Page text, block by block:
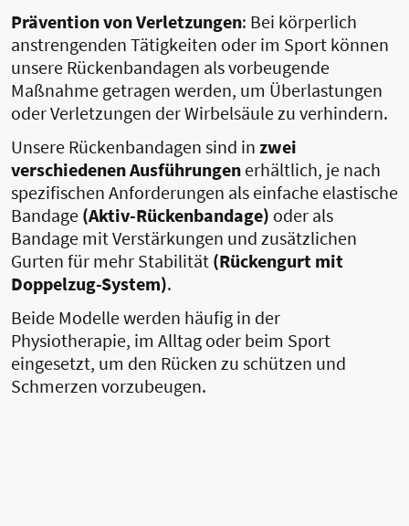
Prävention von Verletzungen: Bei körperlich
anstrengenden Tätigkeiten oder im Sport können
unsere Rückenbandagen als vorbeugende
Maßnahme getragen werden, um Überlastungen
oder Verletzungen der Wirbelsäule zu verhindern.
Unsere Rückenbandagen sind in zwei
verschiedenen Ausführungen erhältlich, je nach
spezifischen Anforderungen als einfache elastische
Bandage (Aktiv-Rückenbandage) oder als
Bandage mit Verstärkungen und zusätzlichen
Gurten für mehr Stabilität (Rückengurt mit
Doppelzug-System).
Beide Modelle werden häufig in der
Physiotherapie, im Alltag oder beim Sport
eingesetzt, um den Rücken zu schützen und
Schmerzen vorzubeugen.